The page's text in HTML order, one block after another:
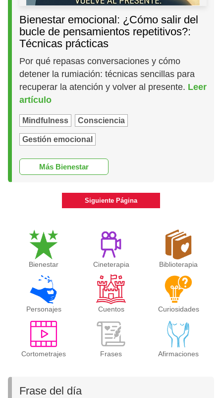
Bienestar emocional: ¿Cómo salir del
bucle de pensamientos repetitivos?:
Técnicas prácticas
Por qué repasas conversaciones y cómo
detener la rumiación: técnicas sencillas para
recuperar la atención y volver al presente. Leer
artículo
Mindfulness Consciencia
Gestión emocional
Más Bienestar
Siguiente Página
Bienestar Cineterapia Biblioterapia
Personajes Cuentos Curiosidades
Cortometrajes Frases Afirmaciones
Frase del día